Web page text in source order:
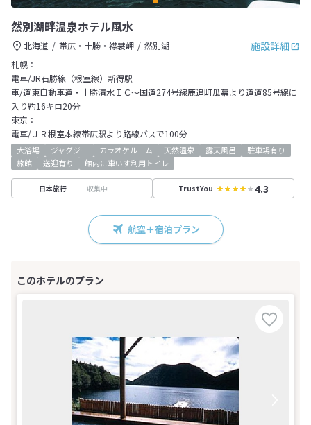
然別湖畔温泉ホテル風水
施設詳細
北海道 帯広・十勝・襟裳岬
然別湖
札幌：
電車/JR石勝線（根室線）新得駅
車/道東自動車道・十勝清水ＩＣ～国道274号線鹿追町瓜幕より道道85号線に
入り約16キロ20分
東京：
電車/ＪＲ根室本線帯広駅より路線バスで100分
大浴場 ジャグジー カラオケルーム 天然温泉 露天風呂
駐車場有り
旅館
送迎有り 館内に車いす利用トイレ
日本旅行 収集中 TrustYou 4.3
航空＋宿泊プラン